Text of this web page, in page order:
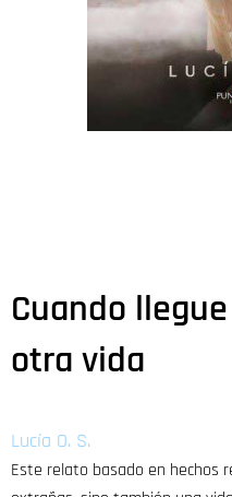
Cuando
otra vida
Lucía O. S.
Este relato basado en hechos